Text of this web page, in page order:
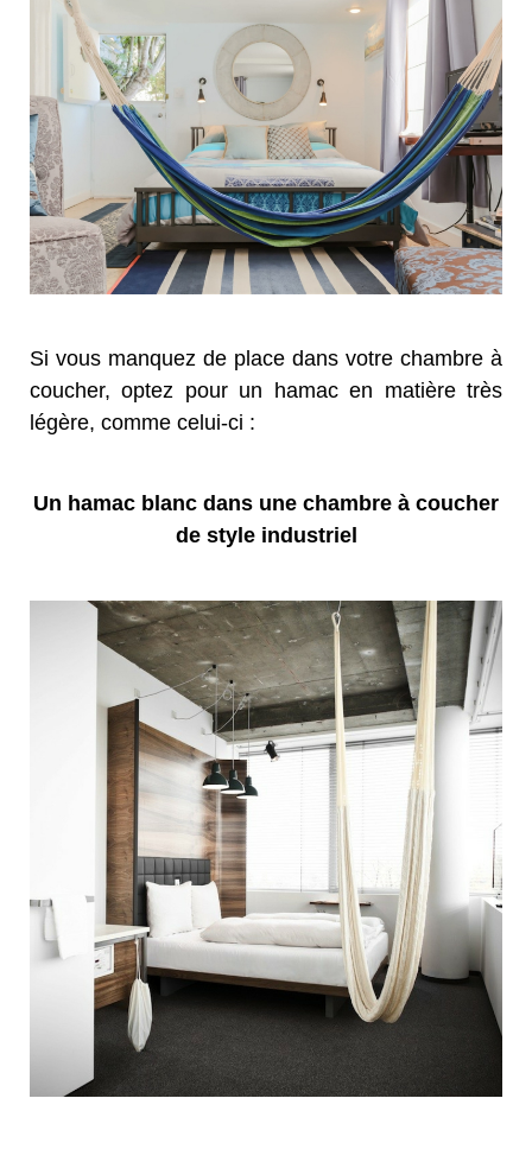
Si vous manquez de place dans votre chambre à
coucher, optez pour un hamac en matière très
légère, comme celui-ci :
Un hamac blanc dans une chambre à coucher
de style industriel